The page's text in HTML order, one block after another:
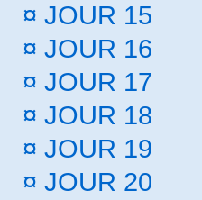
¤ JOUR 15
¤ JOUR 16
¤ JOUR 17
¤ JOUR 18
¤ JOUR 19
¤ JOUR 20